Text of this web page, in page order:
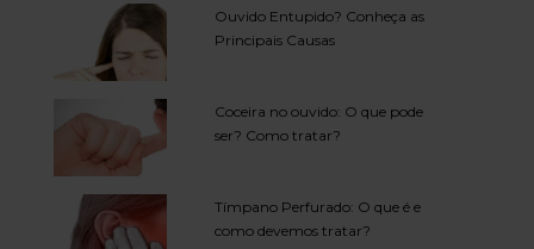
Ouvido Entupido? Conheça as
Principais Causas
Coceira no ouvido: O que pode
ser? Como tratar?
Tímpano Perfurado: O que é e
como devemos tratar?